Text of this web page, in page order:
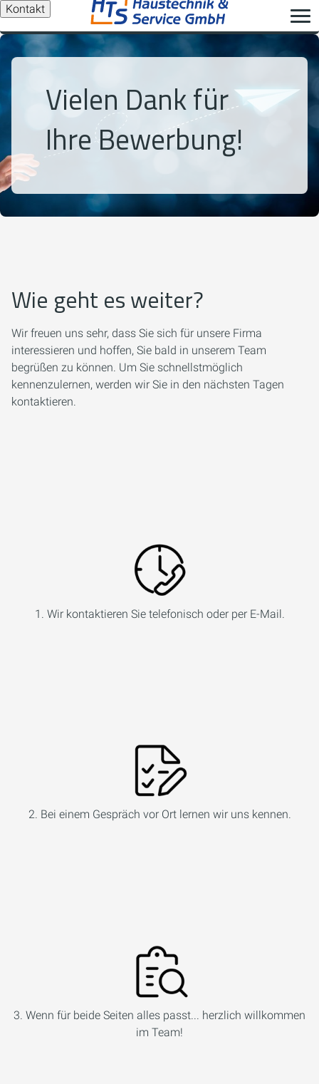
Kontakt
Vielen Dank für
Ihre Bewerbung!
Wie geht es weiter?
Wir freuen uns sehr, dass Sie sich für unsere Firma
interessieren und hoffen, Sie bald in unserem Team
begrüßen zu können. Um Sie schnellstmöglich
kennenzulernen, werden wir Sie in den nächsten Tagen
kontaktieren.
1. Wir kontaktieren Sie telefonisch oder per E-Mail.
2. Bei einem Gespräch vor Ort lernen wir uns kennen.
3. Wenn für beide Seiten alles passt... herzlich willkommen
im Team!